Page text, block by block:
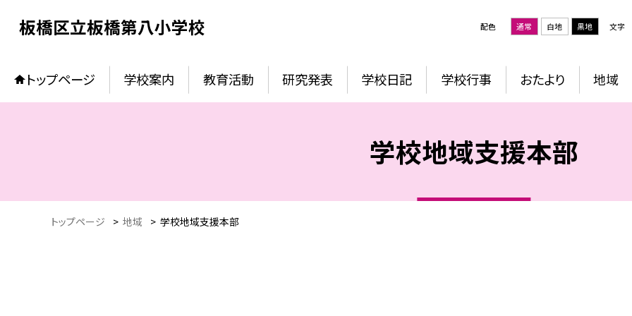
板橋区立板橋第八小学校 配色 通常 白地 黒地 文字
トップページ 学校案内 教育活動 研究発表 学校日記 学校行事 おたより 地域
学校地域支援本部
トップページ > 地域 > 学校地域支援本部